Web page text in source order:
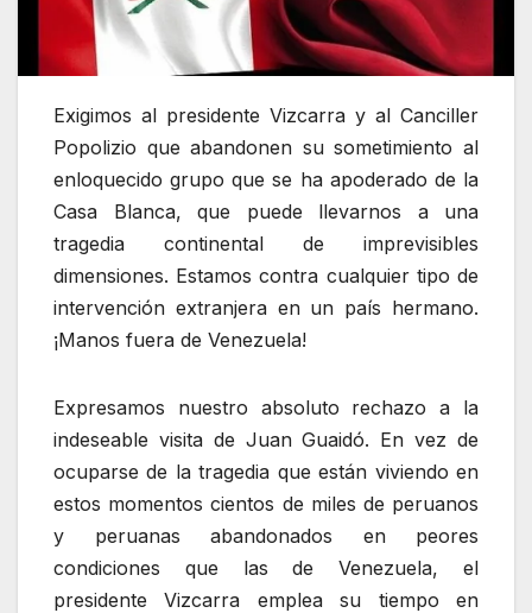
Exigimos al presidente Vizcarra y al Canciller
Popolizio que abandonen su sometimiento al
enloquecido grupo que se ha apoderado de la
Casa Blanca, que puede llevarnos a una
tragedia continental de imprevisibles
dimensiones. Estamos contra cualquier tipo de
intervención extranjera en un país hermano.
¡Manos fuera de Venezuela!
Expresamos nuestro absoluto rechazo a la
indeseable visita de Juan Guaidó. En vez de
ocuparse de la tragedia que están viviendo en
estos momentos cientos de miles de peruanos
y peruanas abandonados en peores
condiciones que las de Venezuela, el
presidente Vizcarra emplea su tiempo en